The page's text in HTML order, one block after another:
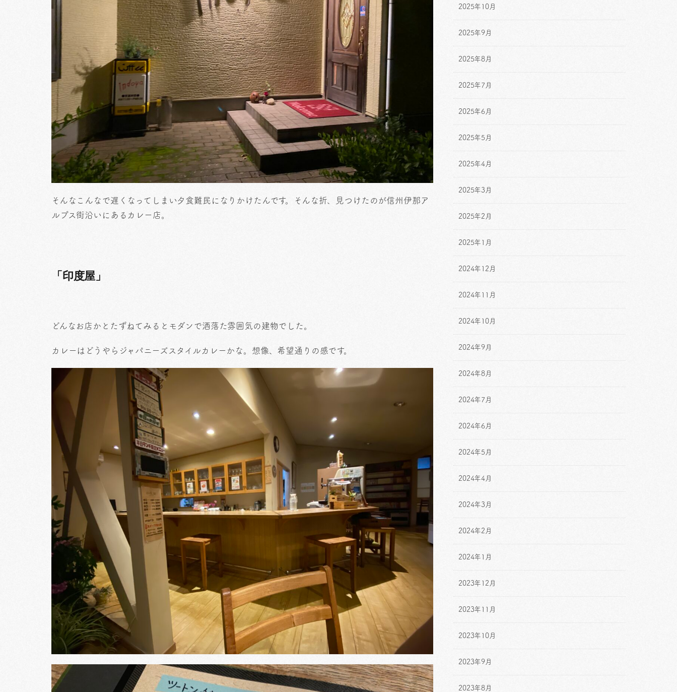
そんなこんなで遅くなってしまい夕食難民になりかけたんです。そんな折、見つけたのが信州伊那ア
ルプス街沿いにあるカレー店。
「印度屋」
どんなお店かとたずねてみるとモダンで洒落た雰囲気の建物でした。
カレーはどうやらジャパニーズスタイルカレーかな。想像、希望通りの感です。
2025年10月
2025年9月
2025年8月
2025年7月
2025年6月
2025年5月
2025年4月
2025年3月
2025年2月
2025年1月
2024年12月
2024年11月
2024年10月
2024年9月
2024年8月
2024年7月
2024年6月
2024年5月
2024年4月
2024年3月
2024年2月
2024年1月
2023年12月
2023年11月
2023年10月
2023年9月
2023年8月